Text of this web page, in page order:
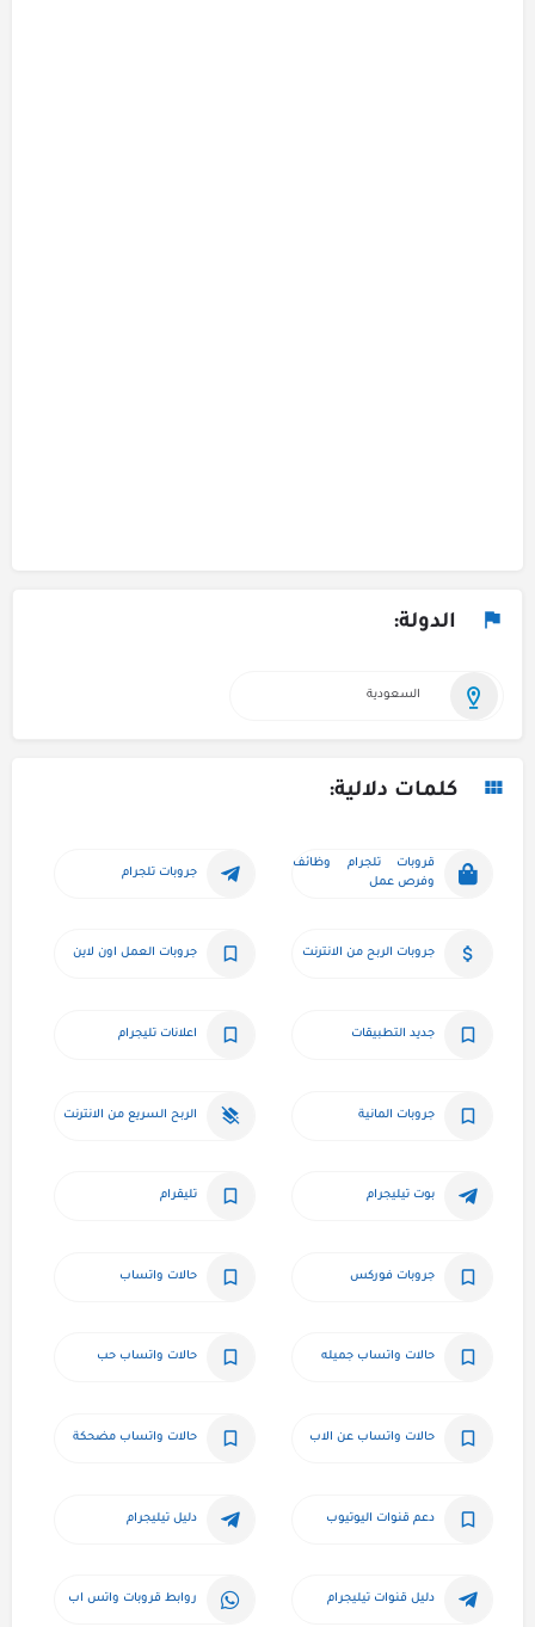
الدولة:
السعودية
كلمات دلالية:
وفرص عمل
جروبات تلجرام
جروبات الربح من الانترنت جروبات العمل اون لاين
جديد التطبيقات اعلانات تليجرام
جروبات المانية الربح السريع من الانترنت
بوت تيليجرام تليقرام
جروبات فوركس حالات واتساب
حالات واتساب جميله حالات واتساب حب
حالات واتساب عن الاب حالات واتساب مضحكة
دعم قنوات اليوتيوب دليل تيليجرام
دليل قنوات تيليجرام روابط قروبات واتس اب